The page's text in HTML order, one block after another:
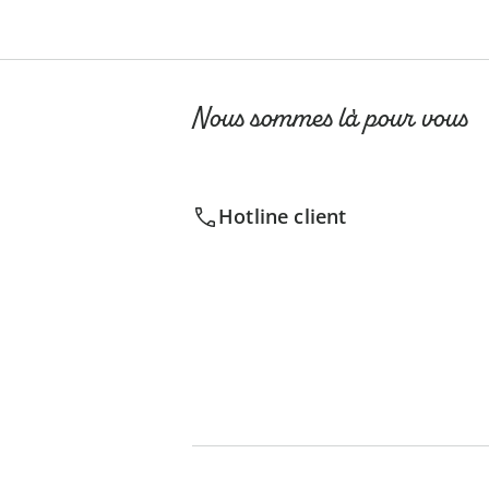
Nous sommes là pour vous
Hotline client